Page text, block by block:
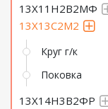
13Х11Н2В2МФ
13Х13С2М2
Круг г/к
Поковка
13Х14Н3В2ФР